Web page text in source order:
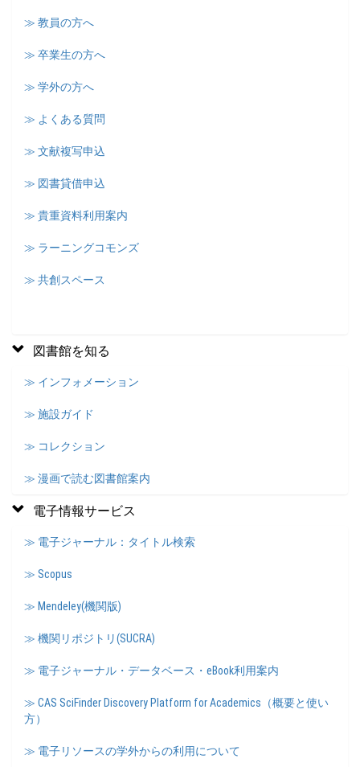
≫ 教員の方へ
≫ 卒業生の方へ
≫ 学外の方へ
≫ よくある質問
≫ 文献複写申込
≫ 図書貸借申込
≫ 貴重資料利用案内
≫ ラーニングコモンズ
≫ 共創スペース
図書館を知る
≫ インフォメーション
≫ 施設ガイド
≫ コレクション
≫ 漫画で読む図書館案内
電子情報サービス
≫ 電子ジャーナル：タイトル検索
≫ Scopus
≫ Mendeley(機関版)
≫ 機関リポジトリ(SUCRA)
≫ 電子ジャーナル・データベース・eBook利用案内
≫ CAS SciFinder Discovery Platform for Academics（概要と使い
方）
≫ 電子リソースの学外からの利用について